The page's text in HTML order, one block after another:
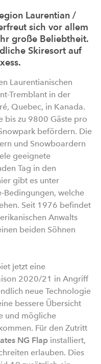
Laurentian /
sich vor allem
große Beliebtheit.
Skiresort auf
Laurentianischen
Tremblant in der
Quebec, in Kanada.
bis zu 9800 Gäste pro
befördern. Die
und Snowboardern
geeignete
Tag in den
gibt es unter
Bedingungen, welche
Seit 1976 befindet
Anwalts
beiden Söhnen
jetzt eine
2020/21 in Angriff
neue Technologie
bessere Übersicht
und mögliche
Für den Zutritt
NG Flap installiert,
erlauben. Dies